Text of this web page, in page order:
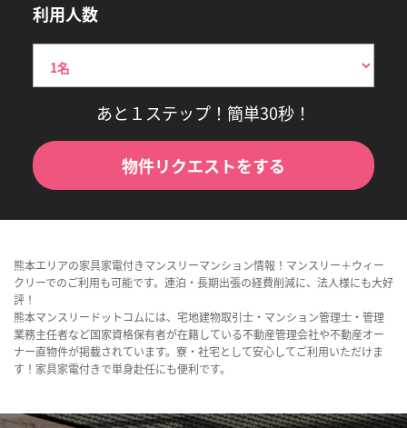
利用人数
あと１ステップ！簡単30秒！
物件リクエストをする
熊本エリアの家具家電付きマンスリーマンション情報！マンスリー＋ウィー
クリーでのご利用も可能です。連泊・長期出張の経費削減に、法人様にも大好
評！
熊本マンスリードットコムには、宅地建物取引士・マンション管理士・管理
業務主任者など国家資格保有者が在籍している不動産管理会社や不動産オー
ナー直物件が掲載されています。寮・社宅として安心してご利用いただけま
す！家具家電付きで単身赴任にも便利です。